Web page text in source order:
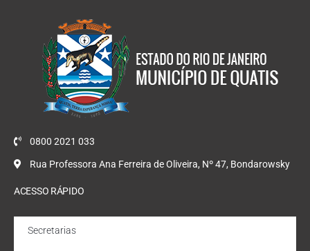
0800 2021 033
Rua Professora Ana Ferreira de Oliveira, Nº 47, Bondarowsky
ACESSO RÁPIDO
Secretarias